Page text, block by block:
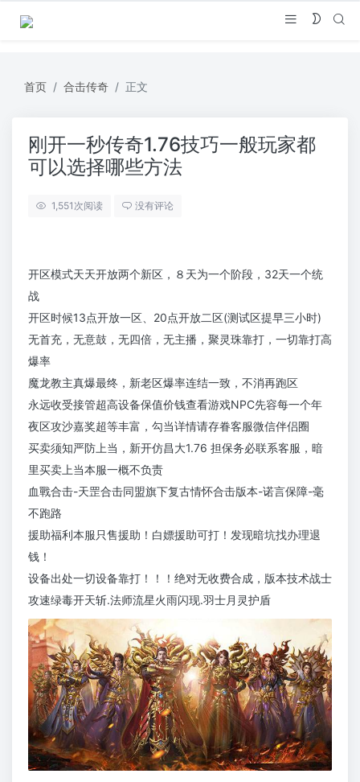
首页 合击传奇 正文
刚开一秒传奇1.76技巧一般玩家都
可以选择哪些方法
1,551 次阅读 没有评论
开区模式天天开放两个新区，８天为一个阶段，32天一个统
战
开区时候13点开放一区、20点开放二区(测试区提早三小时)
无首充，无意鼓，无四倍，无主播，聚灵珠靠打，一切靠打高
爆率
魔龙教主真爆最终，新老区爆率连结一致，不消再跑区
永远收受接管超高设备保值价钱查看游戏NPC先容每一个年
夜区攻沙嘉奖超等丰富，勾当详情请存眷客服微信伴侣圈
买卖须知严防上当，新开仿昌大1.76 担保务必联系客服，暗
里买卖上当本服一概不负责
血戰合击-天罡合击同盟旗下复古情怀合击版本-诺言保障-毫
不跑路
援助福利本服只售援助！白嫖援助可打！发现暗坑找办理退
钱！
设备出处一切设备靠打！！！绝对无收费合成，版本技术战士
攻速绿毒开天斩.法师流星火雨闪现.羽士月灵护盾